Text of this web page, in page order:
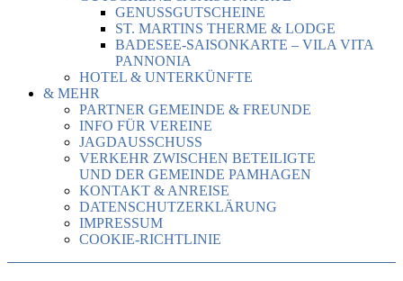
GENUSSGUTSCHEINE
ST. MARTINS THERME & LODGE
BADESEE-SAISONKARTE – VILA VITA
PANNONIA
HOTEL & UNTERKÜNFTE
& MEHR
PARTNER GEMEINDE & FREUNDE
INFO FÜR VEREINE
JAGDAUSSCHUSS
VERKEHR ZWISCHEN BETEILIGTE
UND DER GEMEINDE PAMHAGEN
KONTAKT & ANREISE
DATENSCHUTZERKLÄRUNG
IMPRESSUM
COOKIE-RICHTLINIE